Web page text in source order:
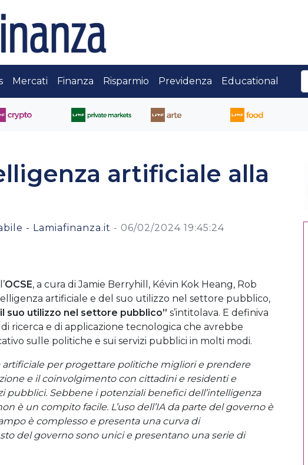
Mercati Finanza Risparmio Previdenza Educational
artificiale alla
- Lamiafinanza.it - 06/02/2024 19:45:24
OCSE, a cura di Jamie Berryhill, Kévin Kok Heang, Rob
artificiale e del suo utilizzo nel settore pubblico,
suo utilizzo nel settore pubblico” s’intitolava. E definiva
ricerca e di applicazione tecnologica che avrebbe
sulle politiche e sui servizi pubblici in molti modi.
artificiale per progettare politiche migliori e prendere
e il coinvolgimento con cittadini e residenti e
pubblici. Sebbene i potenziali benefici dell’intelligenza
è un compito facile. L’uso dell’IA da parte del governo è
è complesso e presenta una curva di
del governo sono unici e presentano una serie di